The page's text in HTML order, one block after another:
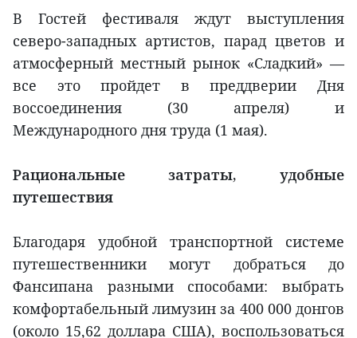
В Гостей фестиваля ждут выступления
северо-западных артистов, парад цветов и
атмосферный местный рынок «Сладкий» —
все это пройдет в преддверии Дня
воссоединения (30 апреля) и
Международного дня труда (1 мая).
Рациональные затраты, удобные
путешествия
Благодаря удобной транспортной системе
путешественники могут добраться до
Фансипана разными способами: выбрать
комфортабельный лимузин за 400 000 донгов
(около 15,62 доллара США), воспользоваться